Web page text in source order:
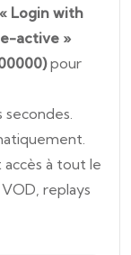
« Login with
active »
pour
accès à tout le
replays